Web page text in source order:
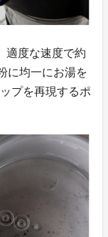
適度な速度で約
に均一にお湯を
プを再現するポ